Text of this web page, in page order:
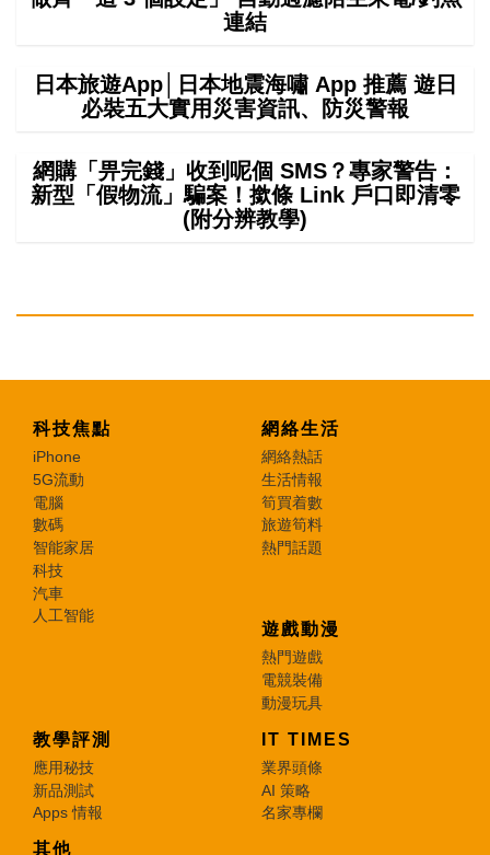
連結
日本旅遊App│日本地震海嘯 App 推薦 遊日
必裝五大實用災害資訊、防災警報
網購「畀完錢」收到呢個 SMS？專家警告：
新型「假物流」騙案！撳條 Link 戶口即清零
(附分辨教學)
科技焦點
iPhone
5G流動
電腦
數碼
智能家居
科技
汽車
人工智能
網絡生活
網絡熱話
生活情報
筍買着數
旅遊筍料
熱門話題
遊戲動漫
熱門遊戲
電競裝備
動漫玩具
教學評測
應用秘技
新品測試
Apps 情報
IT TIMES
業界頭條
AI 策略
名家專欄
其他